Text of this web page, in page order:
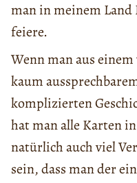
man in meinem
feiere.
Wenn man aus
kaum
komplizierten
hat man alle Karten
natürlich auch viel
sein, dass man der